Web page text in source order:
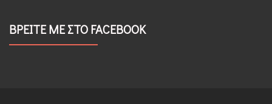
ΒΡΕΙΤΕ ΜΕ ΣΤΟ FACEBOOK